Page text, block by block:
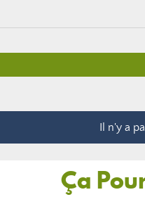
Il n'y a
Ça